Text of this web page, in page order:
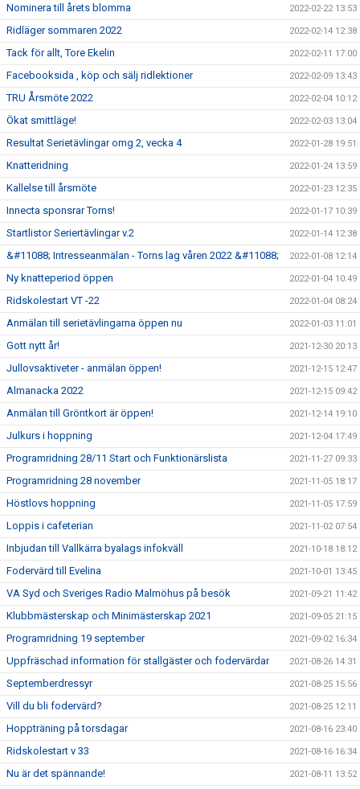
Nominera till årets blomma 2022-02-22 13:53
Ridläger sommaren 2022 2022-02-14 12:38
Tack för allt, Tore Ekelin 2022-02-11 17:00
Facebooksida , köp och sälj ridlektioner 2022-02-09 13:43
TRU Årsmöte 2022 2022-02-04 10:12
Ökat smittläge! 2022-02-03 13:04
Resultat Serietävlingar omg 2, vecka 4 2022-01-28 19:51
Knatteridning 2022-01-24 13:59
Kallelse till årsmöte 2022-01-23 12:35
Innecta sponsrar Torns! 2022-01-17 10:39
Startlistor Seriertävlingar v.2 2022-01-14 12:38
&#11088; Intresseanmälan - Torns lag våren 2022 &#11088; 2022-01-08 12:14
Ny knatteperiod öppen 2022-01-04 10:49
Ridskolestart VT -22 2022-01-04 08:24
Anmälan till serietävlingarna öppen nu 2022-01-03 11:01
Gott nytt år! 2021-12-30 20:13
Jullovsaktiveter - anmälan öppen! 2021-12-15 12:47
Almanacka 2022 2021-12-15 09:42
Anmälan till Gröntkort är öppen! 2021-12-14 19:10
Julkurs i hoppning 2021-12-04 17:49
Programridning 28/11 Start och Funktionärslista 2021-11-27 09:33
Programridning 28 november 2021-11-05 18:17
Höstlovs hoppning 2021-11-05 17:59
Loppis i cafeterian 2021-11-02 07:54
Inbjudan till Vallkärra byalags infokväll 2021-10-18 18:12
Fodervärd till Evelina 2021-10-01 13:45
VA Syd och Sveriges Radio Malmöhus på besök 2021-09-21 11:42
Klubbmästerskap och Minimästerskap 2021 2021-09-05 21:15
Programridning 19 september 2021-09-02 16:34
Uppfräschad information för stallgäster och fodervärdar 2021-08-26 14:31
Septemberdressyr 2021-08-25 15:56
Vill du bli fodervärd? 2021-08-25 12:11
Hoppträning på torsdagar 2021-08-16 23:40
Ridskolestart v 33 2021-08-16 16:34
Nu är det spännande! 2021-08-11 13:52